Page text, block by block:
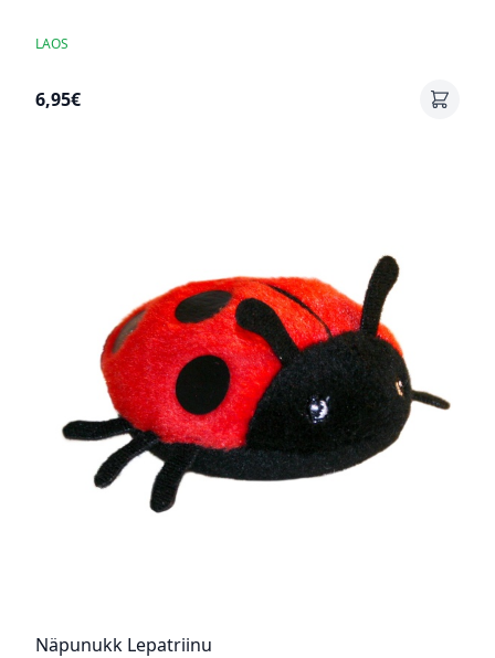
LAOS
6,95€
Näpunukk Lepatriinu